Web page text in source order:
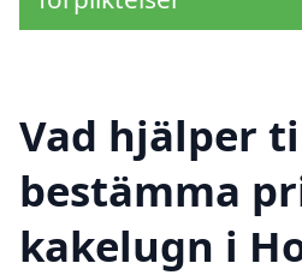
Vad hjälper
bestämma
kakelugn i